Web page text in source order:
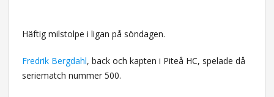
Häftig milstolpe i ligan på söndagen.
Fredrik Bergdahl, back och kapten i Piteå HC, spelade då
seriematch nummer 500.